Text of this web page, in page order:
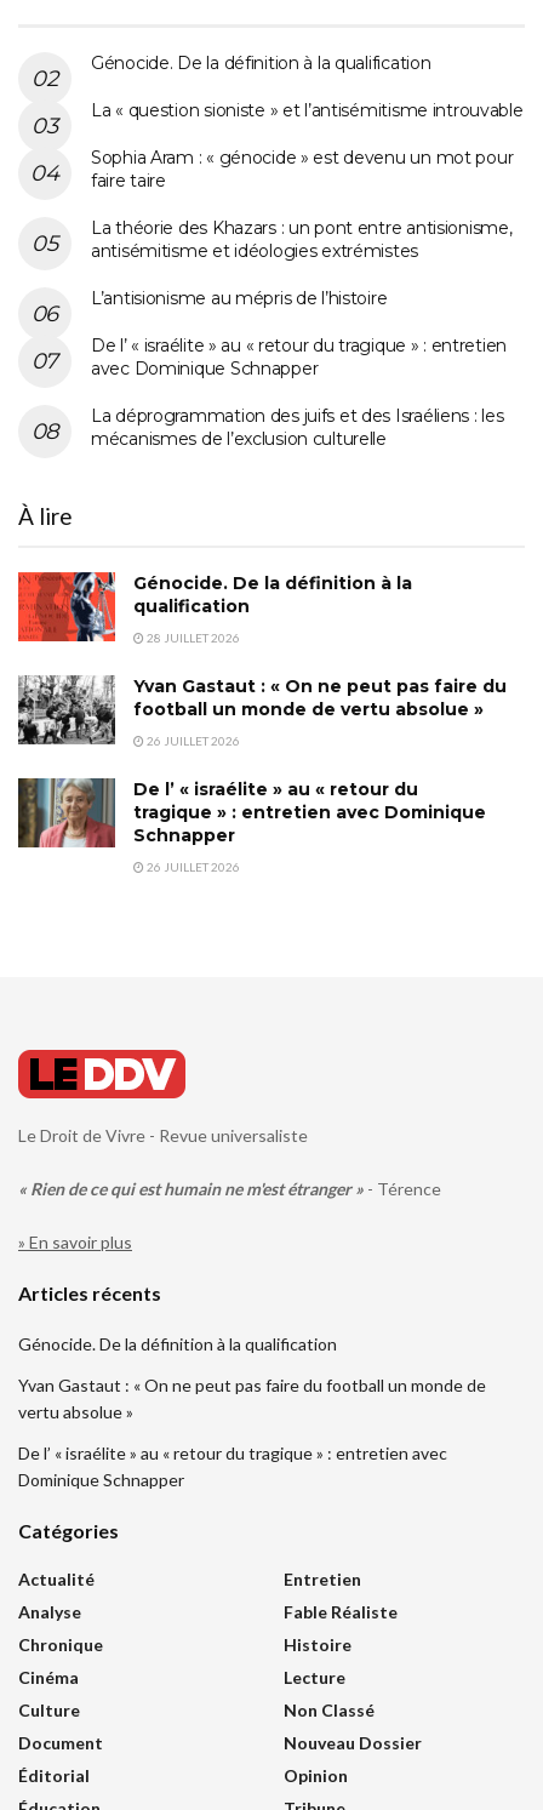
Génocide. De la définition à la qualification
La « question sioniste » et l’antisémitisme introuvable
Sophia Aram : « génocide » est devenu un mot pour
faire taire
La théorie des Khazars : un pont entre antisionisme,
antisémitisme et idéologies extrémistes
L’antisionisme au mépris de l’histoire
De l’ « israélite » au « retour du tragique » : entretien
avec Dominique Schnapper
La déprogrammation des juifs et des Israéliens : les
mécanismes de l’exclusion culturelle
À lire
Génocide. De la définition à la
qualification
28 JUILLET 2026
Yvan Gastaut : « On ne peut pas faire du
football un monde de vertu absolue »
26 JUILLET 2026
De l’ « israélite » au « retour du
tragique » : entretien avec Dominique
Schnapper
26 JUILLET 2026
Le Droit de Vivre - Revue universaliste
« Rien de ce qui est humain ne m'est étranger » - Térence
» En savoir plus
Articles récents
Génocide. De la définition à la qualification
Yvan Gastaut : « On ne peut pas faire du football un monde de
vertu absolue »
De l’ « israélite » au « retour du tragique » : entretien avec
Dominique Schnapper
Catégories
Actualité
Analyse
Chronique
Cinéma
Culture
Document
Éditorial
Entretien
Fable Réaliste
Histoire
Lecture
Non Classé
Nouveau Dossier
Opinion